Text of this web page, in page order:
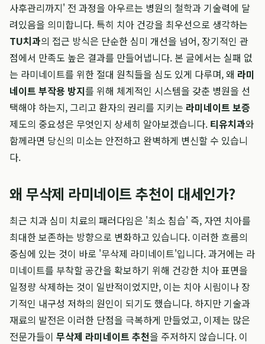
사후관리까지' 전 과정을 아우르는 병원의 철학과 기술력에 달
려있음을 의미합니다. 특히 치아 건강을 최우선으로 생각하는
TU치과의 접근 방식은 단순한 심미 개선을 넘어, 장기적인 관
점에서 만족도 높은 결과를 만들어냅니다. 본 글에서는 실패 없
는 라미네이트를 위한 절대 원칙들을 심도 있게 다루며, 왜 라미
네이트 부작용 방지를 위해 체계적인 시스템을 갖춘 병원을 선
택해야 하는지, 그리고 환자의 권리를 지키는 라미네이트 보증
제도의 중요성은 무엇인지 상세히 알아보겠습니다. 티유치과와
함께라면 당신의 미소는 안전하고 완벽하게 변신할 수 있습니
다.
왜 무삭제 라미네이트 추천이 대세인가?
최근 치과 심미 치료의 패러다임은 '최소 침습' 즉, 자연 치아를
최대한 보존하는 방향으로 변화하고 있습니다. 이러한 흐름의
중심에 있는 것이 바로 '무삭제 라미네이트'입니다. 과거에는 라
미네이트를 부착할 공간을 확보하기 위해 건강한 치아 표면을
일정량 삭제하는 것이 일반적이었지만, 이는 치아 시림이나 장
기적인 내구성 저하의 원인이 되기도 했습니다. 하지만 기술과
재료의 발전은 이러한 단점을 극복하게 만들었고, 이제는 많은
전문가들이 무삭제 라미네이트 추천을 주저하지 않습니다. 이